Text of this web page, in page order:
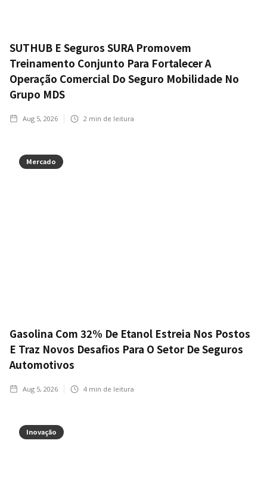
SUTHUB E Seguros SURA Promovem
Treinamento Conjunto Para Fortalecer A
Operação Comercial Do Seguro Mobilidade No
Grupo MDS
Aug 5, 2026 2 min de leitura
Mercado
Gasolina Com 32% De Etanol Estreia Nos Postos
E Traz Novos Desafios Para O Setor De Seguros
Automotivos
Aug 5, 2026 4 min de leitura
Inovação